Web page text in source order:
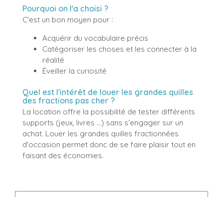
Pourquoi on l'a choisi ?
C'est un bon moyen pour :
Acquérir du vocabulaire précis
Catégoriser les choses et les connecter à la
réalité
Éveiller la curiosité
Quel est l'intérêt de louer les grandes quilles
des fractions pas cher ?
La location offre la possibilité de tester différents
supports (jeux, livres ...) sans s'engager sur un
achat. Louer les grandes quilles fractionnées
d'occasion permet donc de se faire plaisir tout en
faisant des économies.